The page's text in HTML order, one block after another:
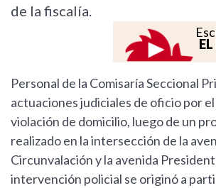
de la fiscalía.
Personal de la Comisaría Seccional
actuaciones judiciales de oficio por
violación de domicilio, luego de un
realizado en la intersección de la
Circunvalación y la avenida
intervención policial se originó a